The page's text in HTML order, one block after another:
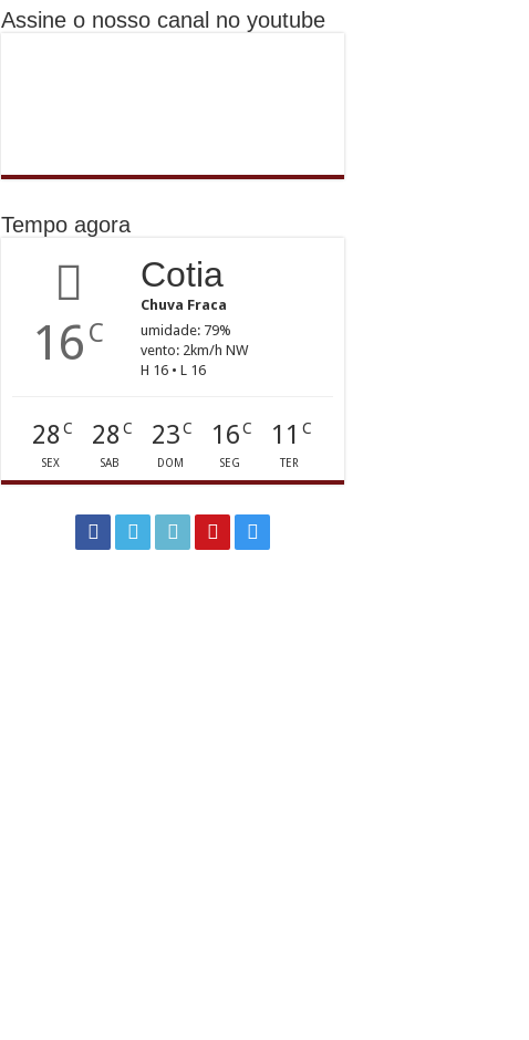
Assine o nosso canal no youtube
Tempo agora
16 C
Cotia
Chuva Fraca
umidade: 79%
vento: 2km/h NW
H 16 • L 16
28 C
SEX
28 C
SAB
23 C
DOM
16 C
SEG
11 C
TER